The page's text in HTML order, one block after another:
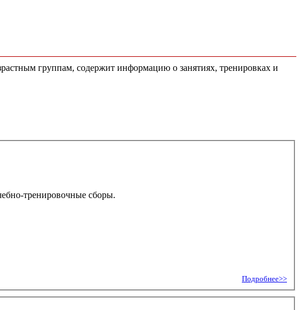
группам, содержит информацию о занятиях, тренировках и
тренировочные сборы.
Подробнее>>